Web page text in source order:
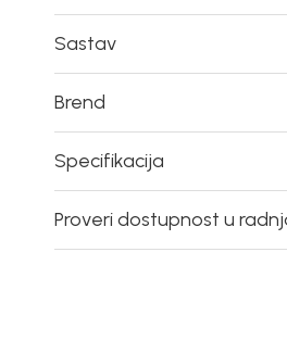
Sastav
Brend
Specifikacija
Proveri dostupnost u